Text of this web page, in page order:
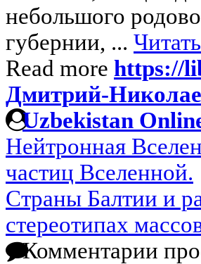
небольшого
губернии, ...
Read more https://
Дмитрий-
Uzbekistan
Нейтронная
частиц Вселенной.
Страны Балтии и
стереотипах
Комментарии